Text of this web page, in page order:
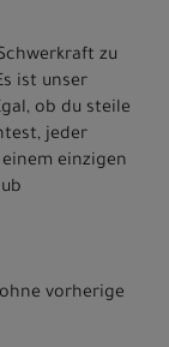
zu
ist unser
ob du steile
jeder
einzigen
vorherige